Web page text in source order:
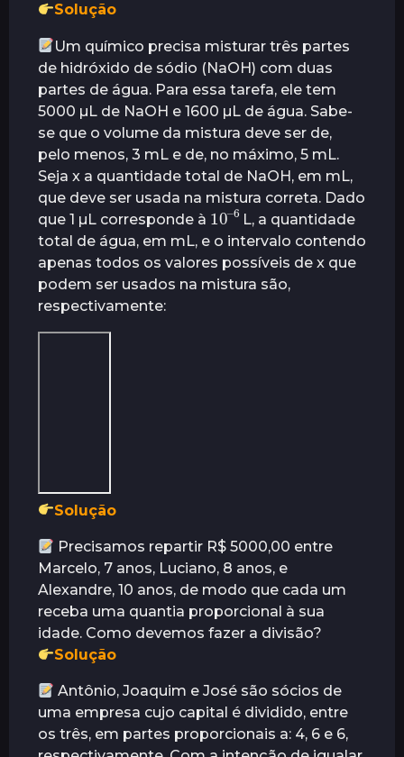
Solução
Um químico precisa misturar três partes
de hidróxido de sódio (NaOH) com duas
partes de água. Para essa tarefa, ele tem
5000 µL de NaOH e 1600 µL de água. Sabe-
se que o volume da mistura deve ser de,
pelo menos, 3 mL e de, no máximo, 5 mL.
Seja x a quantidade total de NaOH, em mL,
que deve ser usada na mistura correta. Dado
que 1 µL corresponde à
10–
6
L, a quantidade
total de água, em mL, e o intervalo contendo
apenas todos os valores possíveis de x que
podem ser usados na mistura são,
respectivamente:
Solução
Precisamos repartir R$ 5000,00 entre
Marcelo, 7 anos, Luciano, 8 anos, e
Alexandre, 10 anos, de modo que cada um
receba uma quantia proporcional à sua
idade. Como devemos fazer a divisão?
Solução
Antônio, Joaquim e José são sócios de
uma empresa cujo capital é dividido, entre
os três, em partes proporcionais a: 4, 6 e 6,